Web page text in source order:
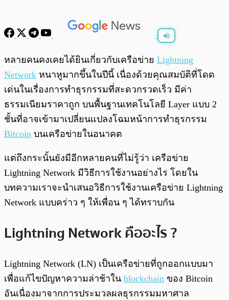
หลายคนคงเคยได้ยินเกี่ยวกับเครือข่าย Lightning
Network หนาหูมากขึ้นในปีนี้ เนื่องด้วยคุณสมบัติที่โดด
เด่นในเรื่องการทำธุรกรรมที่สะดวกรวดเร็ว มีค่า
ธรรมเนียมราคาถูก บนพื้นฐานเทคโนโลยี Layer แบบ 2
ชั้นที่อาจเข้ามาเปลี่ยนแปลงโฉมหน้าการทำธุรกรรม
Bitcoin บนเครือข่ายในอนาคต
แต่ถึงกระนั้นยังมีอีกหลายคนที่ไม่รู้ว่า เครือข่าย
Lightning Network มีวิธีการใช้งานอย่างไร โดยใน
บทความเราจะนำเสนอวิธีการใช้งานเครือข่าย Lightning
Network แบบคร่าว ๆ ให้เพื่อน ๆ ได้ทราบกัน
Lightning Network คืออะไร ?
Lightning Network (LN) เป็นเครือข่ายที่ถูกออกแบบมา
เพื่อแก้ไขปัญหาความล่าช้าใน blockchain ของ Bitcoin
อันเนื่องมาจากการประมวลผลธุรกรรมมหาศาล